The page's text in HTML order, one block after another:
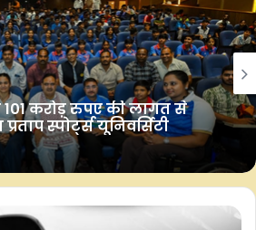
क्षमता के लिए प्रसिद्ध हैं, ने दबाव में पारी
का प्रदर्शन करते हुए 45.84 किलोमीटर
चौधरी ने इस बात पर प्रकाश डाला कि
सिरे से परिभाषित किया है। उन्होंने कहा,
हिटिंग पर ही ध्यान नहीं दे रहे हैं, बल्कि वे
और धोनी जैसे खिलाड़ी इसमें माहिर हैं।”
करोड़ रुपए की लागत से
स्पोर्ट्स यूनिवर्सिटी